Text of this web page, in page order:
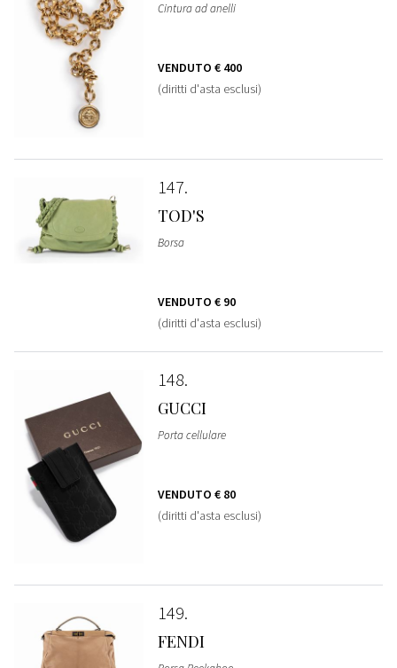
Cintura ad anelli
VENDUTO € 400
(diritti d'asta esclusi)
147
TOD'S
Borsa
VENDUTO € 90
(diritti d'asta esclusi)
148
GUCCI
Porta cellulare
VENDUTO € 80
(diritti d'asta esclusi)
149
FENDI